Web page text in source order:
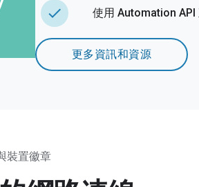
done 使用 Automation
更多資訊和資源
裝置徽章